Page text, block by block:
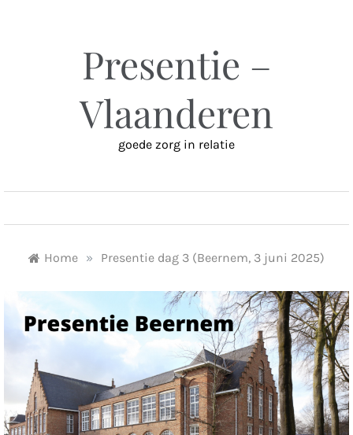
Presentie –
Vlaanderen
goede zorg in relatie
Home » Presentie dag 3 (Beernem, 3 juni 2025)